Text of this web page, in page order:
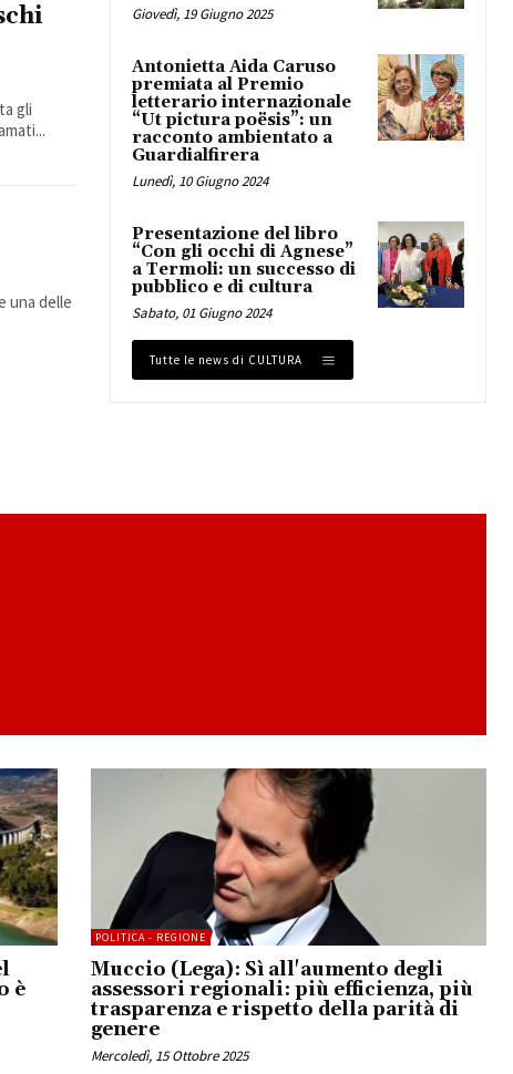
gli
una delle
Giovedì, 19 Giugno 2025
Antonietta Aida Caruso
premiata al Premio
letterario internazionale
“Ut pictura poësis”: un
racconto ambientato a
Guardialfirera
Lunedì, 10 Giugno 2024
Presentazione del libro
“Con gli occhi di Agnese”
a Termoli: un successo di
pubblico e di cultura
Sabato, 01 Giugno 2024
Tutte le news di CULTURA
è
POLITICA - REGIONE
Muccio (Lega): Sì all'aumento degli
assessori regionali: più efficienza, più
trasparenza e rispetto della parità di
genere
Mercoledì, 15 Ottobre 2025